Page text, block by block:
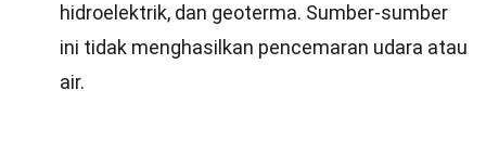
hidroelektrik, dan geoterma. Sumber-sumber
ini tidak menghasilkan pencemaran udara atau
air.